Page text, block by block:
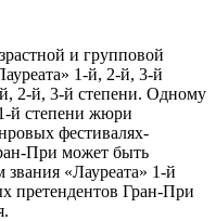
и групповой
1-й, 2-й, 3-й
2-й, 3-й степени. Одному
й степени жюри
фестивалях-
При может быть
звания «Лауреата» 1-й
претендентов Гран-При